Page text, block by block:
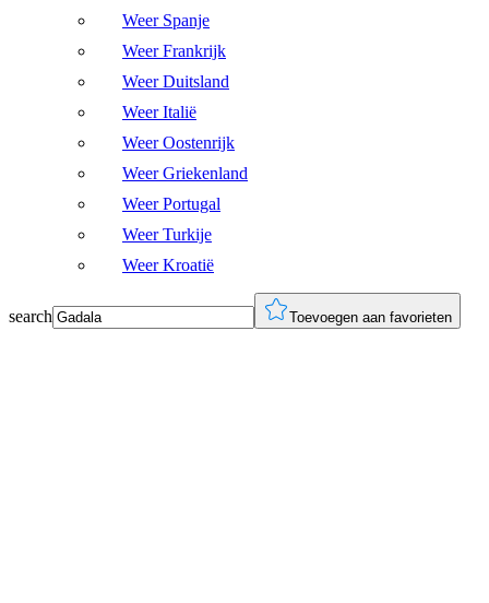
Weer Spanje
Weer Frankrijk
Weer Duitsland
Weer Italië
Weer Oostenrijk
Weer Griekenland
Weer Portugal
Weer Turkije
Weer Kroatië
search Toevoegen aan favorieten